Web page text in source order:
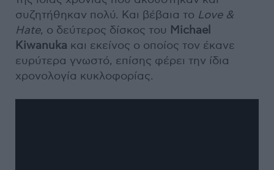
συζητήθηκαν πολύ. Και βέβαια το Love&
Hate, ο δεύτερος δίσκος του Michael
Kiwanuka και εκείνος ο οποίος τον έκανε
ευρύτερα γνωστό, επίσης φέρει την ίδια
χρονολογία κυκλοφορίας.